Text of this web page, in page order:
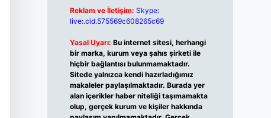
Reklam ve İletişim: Skype:
live:.cid.575569c608265c69
Yasal Uyarı: Bu internet sitesi, herhangi
bir marka, kurum veya şahıs şirketi ile
hiçbir bağlantısı bulunmamaktadır.
Sitede yalnızca kendi hazırladığımız
makaleler paylaşılmaktadır. Burada yer
alan içerikler haber niteliği taşımamakta
olup, gerçek kurum ve kişiler hakkında